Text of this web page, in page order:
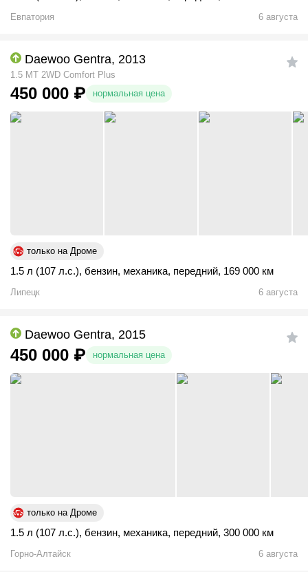
Евпатория 6 августа
Daewoo Gentra, 2013
1.5 MT 2WD Comfort Plus
450 000 ₽ нормальная цена
только на Дроме
1.5 л (107 л.с.), бензин, механика, передний, 169 000 км
Липецк 6 августа
Daewoo Gentra, 2015
450 000 ₽ нормальная цена
только на Дроме
1.5 л (107 л.с.), бензин, механика, передний, 300 000 км
Горно-Алтайск 6 августа